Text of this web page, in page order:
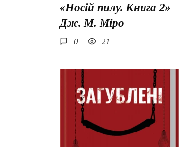
«Носій пилу. Книга 2»
Дж. М. Міро
0 21